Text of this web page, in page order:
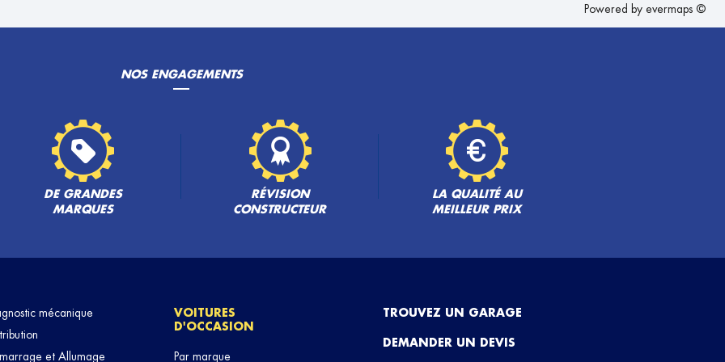
Powered by evermaps ©
NOS ENGAGEMENTS
DE GRANDES
MARQUES
RÉVISION
CONSTRUCTEUR
LA QUALITÉ AU
MEILLEUR PRIX
mécanique
et Allumage
VOITURES
D'OCCASION
Par marque
TROUVEZ UN GARAGE
DEMANDER UN DEVIS